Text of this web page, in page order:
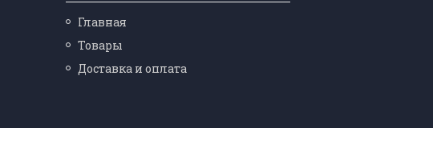
Главная
Товары
Доставка и оплата